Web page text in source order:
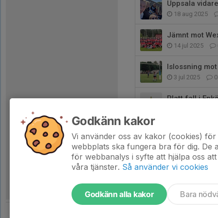
Uppsala
18 aug 2025
Jämnt mot
14 jul 2025
Islossning
3 jul 2025 0
Platt fall i
18 maj 2025
Godkänn kakor
Vi använder oss av kakor (cookies)
webbplats ska fungera bra för dig. De
för webbanalys i syfte att hjälpa oss
våra tjänster. Så använder vi cookies
Godkänn alla kakor Bara